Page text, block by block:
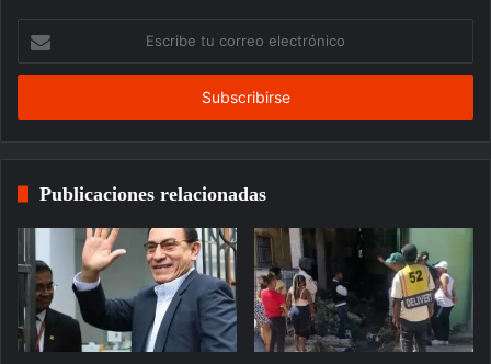
correo
Publicaciones relacionadas